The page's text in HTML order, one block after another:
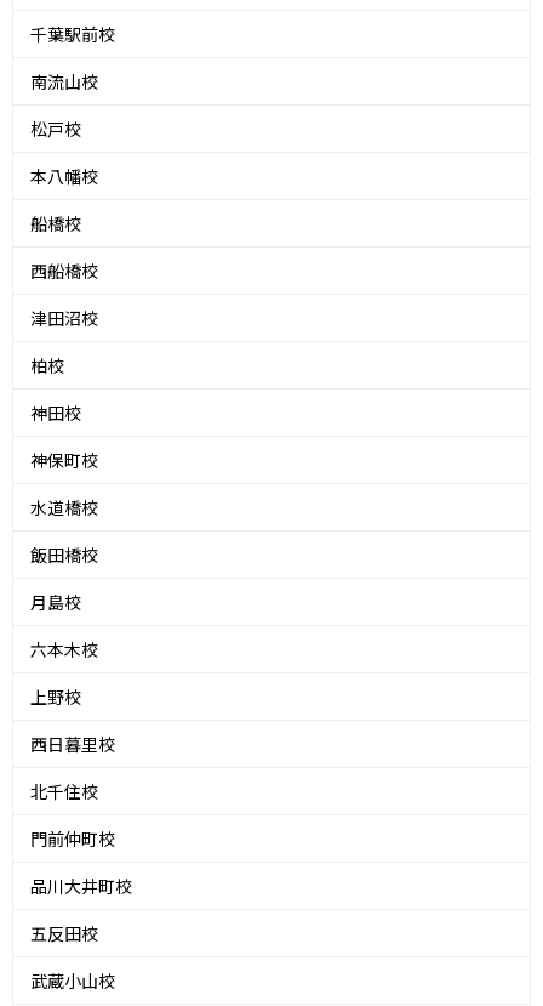
千葉駅前校
南流山校
松戸校
本八幡校
船橋校
西船橋校
津田沼校
柏校
神田校
神保町校
水道橋校
飯田橋校
月島校
六本木校
上野校
西日暮里校
北千住校
門前仲町校
品川大井町校
五反田校
武蔵小山校